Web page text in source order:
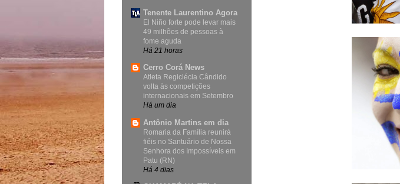
Tenente Laurentino Agora
El Niño forte pode levar mais
49 milhões de pessoas à
fome aguda
Há 21 horas
Cerro Corá News
Atleta Regiclécia Cândido
volta às competições
internacionais em Setembro
Há um dia
Antônio Martins em dia
Romaria da Família reunirá
fiéis no Santuário de Nossa
Senhora dos Impossíveis em
Patu (RN)
Há 4 dias